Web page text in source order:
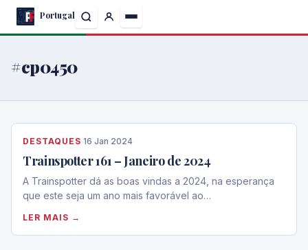
Skip
Portugal
#cp0450
DESTAQUES·16 Jan 2024
Trainspotter 161 – Janeiro de 2024
A Trainspotter dá as boas vindas a 2024, na esperança
que este seja um ano mais favorável ao…
LER MAIS →